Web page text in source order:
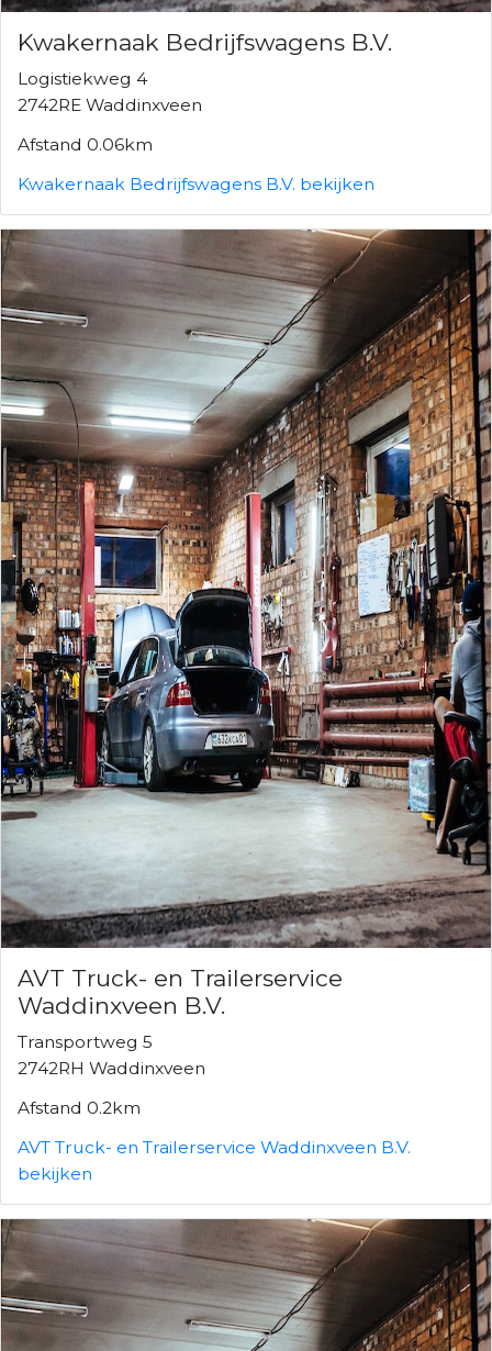
Kwakernaak Bedrijfswagens B.V.
Logistiekweg 4
2742RE Waddinxveen
Afstand 0.06km
Kwakernaak Bedrijfswagens B.V. bekijken
AVT Truck- en Trailerservice
Waddinxveen B.V.
Transportweg 5
2742RH Waddinxveen
Afstand 0.2km
AVT Truck- en Trailerservice Waddinxveen B.V.
bekijken